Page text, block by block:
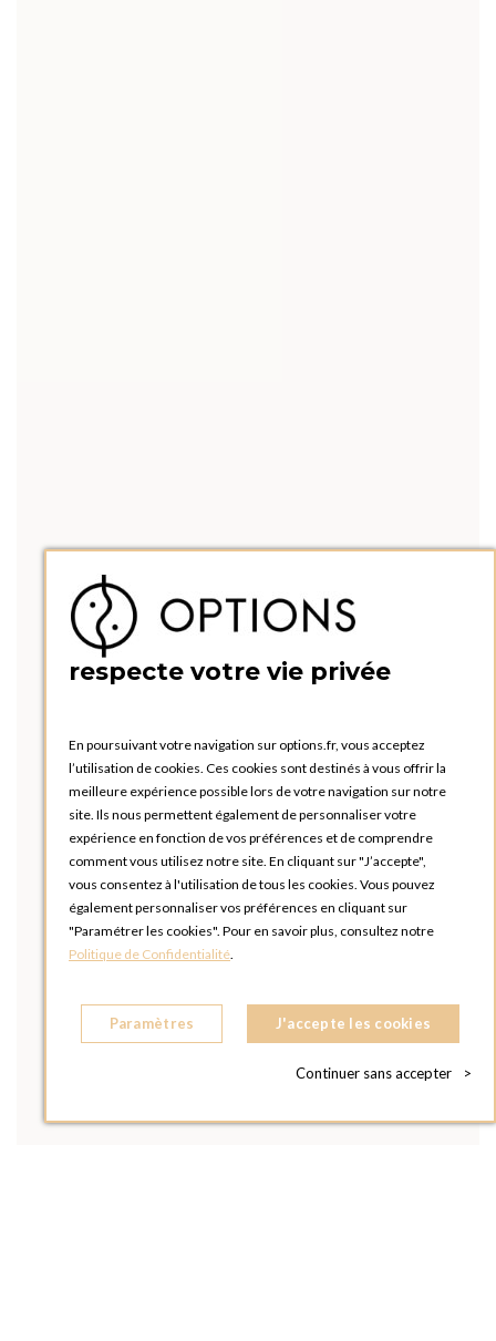
respecte votre vie privée
En poursuivant votre navigation sur options.fr, vous acceptez
l’utilisation de cookies. Ces cookies sont destinés à vous offrir la
meilleure expérience possible lors de votre navigation sur notre
site. Ils nous permettent également de personnaliser votre
expérience en fonction de vos préférences et de comprendre
comment vous utilisez notre site. En cliquant sur "J’accepte",
vous consentez à l'utilisation de tous les cookies. Vous pouvez
également personnaliser vos préférences en cliquant sur
"Paramétrer les cookies". Pour en savoir plus, consultez notre
Politique de Confidentialité.
Paramètres J'accepte les cookies
Continuer sans accepter >